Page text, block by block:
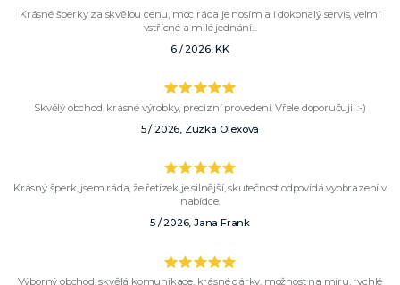
Krásné šperky za skvělou cenu, moc ráda je nosím a i dokonalý servis, velmi
vstřícné a milé jednání...
6 / 2026, KK
Skvělý obchod, krásné výrobky, precizní provedení. Vřele doporučuji! :-)
5 / 2026, Zuzka Olexová
Krásný šperk, jsem ráda, že řetízek je silnější, skutečnost odpovídá vyobrazení v
nabídce.
5 / 2026, Jana Frank
Výborný obchod, skvělá komunikace, krásné dárky, možnost na míru, rychlé